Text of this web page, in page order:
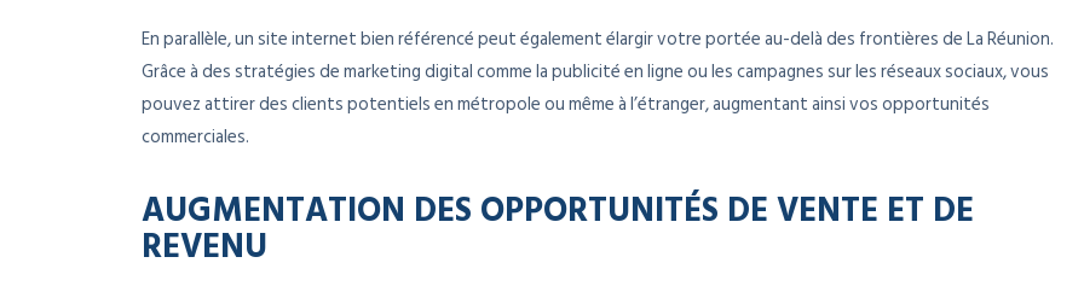
En parallèle, un site internet bien référencé peut également élargir votre portée au-delà des frontières de La Réunion.
Grâce à des stratégies de marketing digital comme la publicité en ligne ou les campagnes sur les réseaux sociaux, vous
pouvez attirer des clients potentiels en métropole ou même à l’étranger, augmentant ainsi vos opportunités
commerciales.
AUGMENTATION DES OPPORTUNITÉS DE VENTE ET DE
REVENU